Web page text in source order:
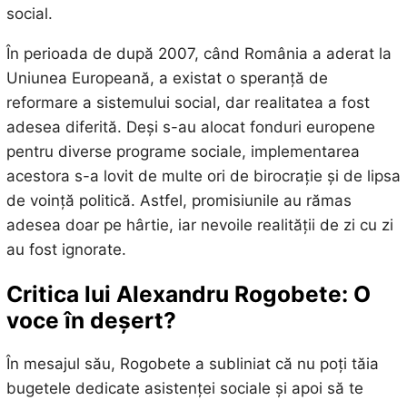
social.
În perioada de după 2007, când România a aderat la
Uniunea Europeană, a existat o speranță de
reformare a sistemului social, dar realitatea a fost
adesea diferită. Deși s-au alocat fonduri europene
pentru diverse programe sociale, implementarea
acestora s-a lovit de multe ori de birocrație și de lipsa
de voință politică. Astfel, promisiunile au rămas
adesea doar pe hârtie, iar nevoile realității de zi cu zi
au fost ignorate.
Critica lui Alexandru Rogobete: O
voce în deșert?
În mesajul său, Rogobete a subliniat că nu poți tăia
bugetele dedicate asistenței sociale și apoi să te